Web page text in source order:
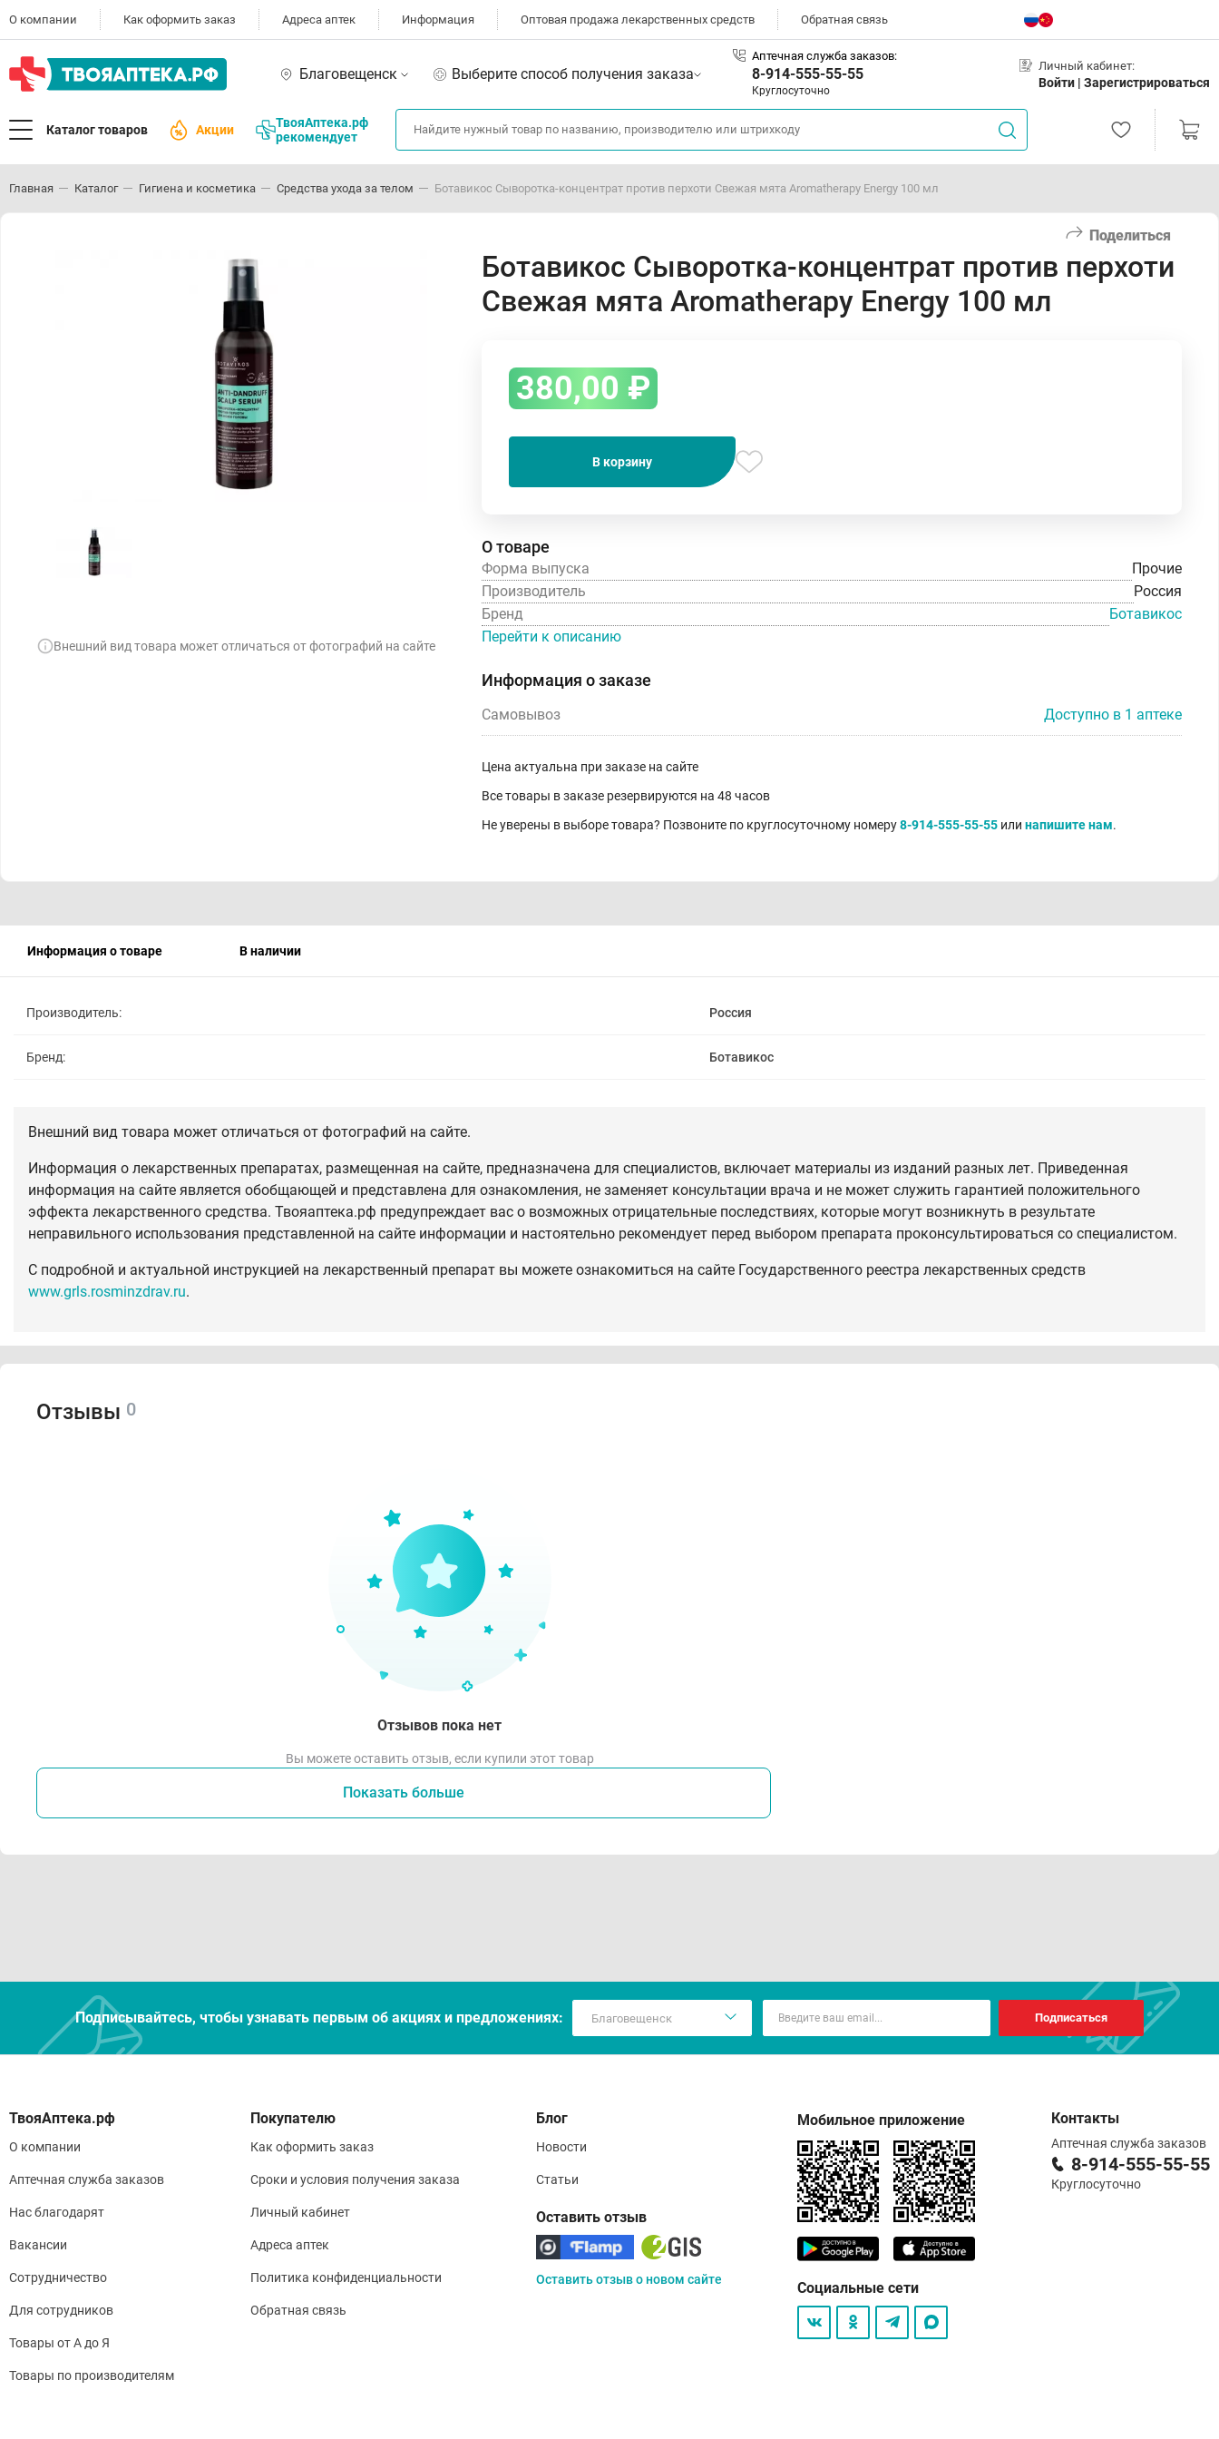
О компании Как оформить заказ Адреса аптек Информация Оптовая продажа лекарственных средств Обратная связь
Благовещенск Выберите способ получения заказа
Аптечная служба заказов:
8-914-555-55-55
Круглосуточно
Личный кабинет:
Войти | Зарегистрироваться
Каталог товаров Акции
ТвояАптека.рф
рекомендует
Главная Каталог Гигиена и косметика Средства ухода за телом Ботавикос Сыворотка-концентрат против перхоти Свежая мята Aromatherapy Energy 100 мл
Поделиться
Внешний вид товара может отличаться от фотографий на сайте
Ботавикос Сыворотка-концентрат против перхоти
Свежая мята Aromatherapy Energy 100 мл
380,00 ₽
В корзину
О товаре
Форма выпуска
Прочие
Производитель
Россия
Бренд
Ботавикос
Перейти к описанию
Информация о заказе
Самовывоз Доступно в 1 аптеке
Цена актуальна при заказе на сайте
Все товары в заказе резервируются на 48 часов
Не уверены в выборе товара? Позвоните по круглосуточному номеру8-914-555-55-55 или напишите нам.
Информация о товаре В наличии
Производитель: Россия
Бренд: Ботавикос
Внешний вид товара может отличаться от фотографий на сайте.
Информация о лекарственных препаратах, размещенная на сайте, предназначена для специалистов, включает материалы из изданий разных лет. Приведенная
информация на сайте является обобщающей и представлена для ознакомления, не заменяет консультации врача и не может служить гарантией положительного
эффекта лекарственного средства. Твояаптека.рф предупреждает вас о возможных отрицательные последствиях, которые могут возникнуть в результате
неправильного использования представленной на сайте информации и настоятельно рекомендует перед выбором препарата проконсультироваться со специалистом.
С подробной и актуальной инструкцией на лекарственный препарат вы можете ознакомиться на сайте Государственного реестра лекарственных средств
www.grls.rosminzdrav.ru.
Отзывы 0
Отзывов пока нет
Вы можете оставить отзыв, если купили этот товар
Показать больше
Подписывайтесь, чтобы узнавать первым об акцияx и предложениях: Подписаться
О компании
Аптечная служба заказов
Нас благодарят
Вакансии
Сотрудничество
Для сотрудников
Товары от А до Я
Товары по производителям
Покупателю
Как оформить заказ
Сроки и условия получения заказа
Личный кабинет
Адреса аптек
Политика конфиденциальности
Обратная связь
Блог
Новости
Статьи
Оставить отзыв
Оставить отзыв о новом сайте
Мобильное приложение
Социальные сети
Контакты
Аптечная служба заказов
8-914-555-55-55
Круглосуточно